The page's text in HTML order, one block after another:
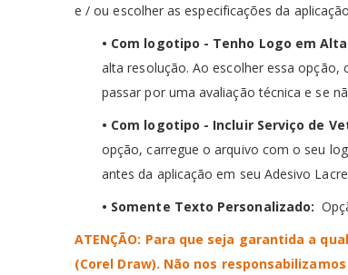
e / ou escolher as especificações da
• Com logotipo - Tenho Logo em
alta resolução.Ao escolher essa opção,
passar por uma avaliação técnica e se
• Com logotipo - Incluir Serviço de
opção, carregue o arquivo com o seu
antes da aplicação em seu Adesivo
• Somente Texto Personalizado:
ATENÇÃO: Para que seja garantida a
(Corel Draw). Não nos